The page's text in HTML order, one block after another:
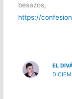
besazos,
https://
EL